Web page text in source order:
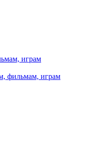
играм
фильмам, играм